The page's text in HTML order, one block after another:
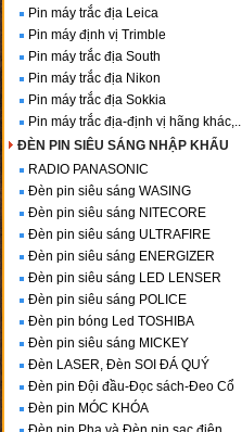
Pin máy trắc địa Leica
Pin máy định vị Trimble
Pin máy trắc địa South
Pin máy trắc địa Nikon
Pin máy trắc địa Sokkia
Pin máy trắc địa-định vị hãng khác,..
ĐÈN PIN SIÊU SÁNG NHẬP KHẨU
RADIO PANASONIC
Đèn pin siêu sáng WASING
Đèn pin siêu sáng NITECORE
Đèn pin siêu sáng ULTRAFIRE
Đèn pin siêu sáng ENERGIZER
Đèn pin siêu sáng LED LENSER
Đèn pin siêu sáng POLICE
Đèn pin bóng Led TOSHIBA
Đèn pin siêu sáng MICKEY
Đèn LASER, Đèn SOI ĐÁ QUÝ
Đèn pin Đội đầu-Đọc sách-Đeo Cổ
Đèn pin MÓC KHÓA